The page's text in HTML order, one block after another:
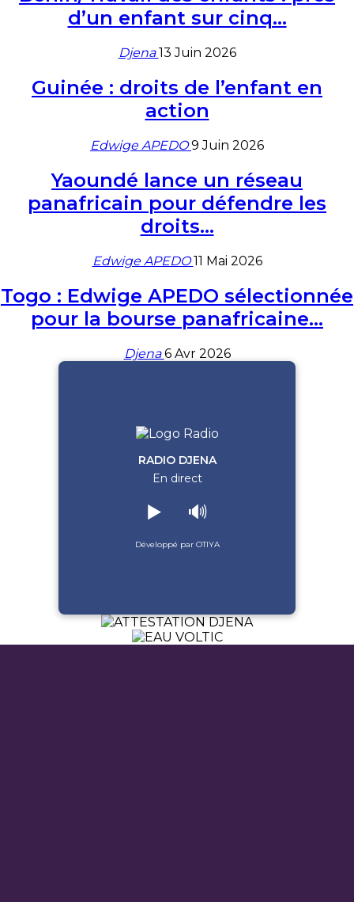
d’un enfant sur cinq…
Djena13 Juin 2026
Guinée : droits de l’enfant en
action
Edwige APEDO9 Juin 2026
Yaoundé lance un réseau
panafricain pour défendre les
droits…
Edwige APEDO11 Mai 2026
Togo : Edwige APEDO sélectionnée
pour la bourse panafricaine…
Djena6 Avr 2026
RADIO DJENA
En direct
▶️ 🔊
Développé par OTIYA